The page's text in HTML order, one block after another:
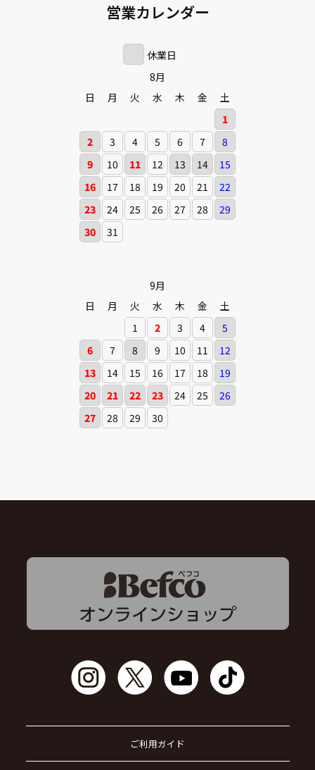
営業カレンダー
休業日
8月
日
月 火 水 木 金
土
1
2
3 4 5 6 7
8
9
10 11 12 13 14
15
16
17 18 19 20 21
22
23
24 25 26 27 28
29
30
31
9月
日
月 火 水 木 金
土
1
2 3 4
5
6
7 8 9 10 11
12
13
14 15 16 17 18
19
20
21 22 23 24 25
26
27
28 29 30
ご利用ガイド